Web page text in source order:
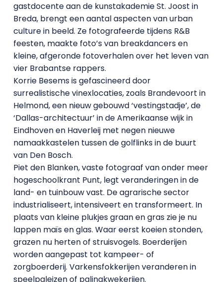
gastdocente aan de kunstakademie St. Joost in
Breda, brengt een aantal aspecten van urban
culture in beeld. Ze fotografeerde tijdens R&B
feesten, maakte foto’s van breakdancers en
kleine, afgeronde fotoverhalen over het leven van
vier Brabantse rappers.
Korrie Besems is gefascineerd door
surrealistische vinexlocaties, zoals Brandevoort in
Helmond, een nieuw gebouwd ‘vestingstadje’, de
‘Dallas-architectuur’ in de Amerikaanse wijk in
Eindhoven en Haverleij met negen nieuwe
namaakkastelen tussen de golflinks in de buurt
van Den Bosch.
Piet den Blanken, vaste fotograaf van onder meer
hogeschoolkrant Punt, legt veranderingen in de
land- en tuinbouw vast. De agrarische sector
industrialiseert, intensiveert en transformeert. In
plaats van kleine plukjes graan en gras zie je nu
lappen maïs en glas. Waar eerst koeien stonden,
grazen nu herten of struisvogels. Boerderijen
worden aangepast tot kampeer- of
zorgboerderij. Varkensfokkerijen veranderen in
speelpaleizen of palingkwekerijen.